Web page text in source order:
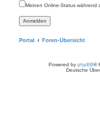
Meinen Online-Status während
Portal Foren-Übersicht
Powered by phpBB®
Deutsche